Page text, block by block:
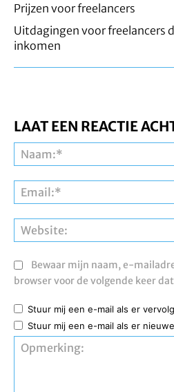
Prijzen voor freelancers
Uitdagingen voor freelancers
inkomen
LAAT EEN REACTIE
Bewaar mijn naam, e-
browser voor de volgende keer
Stuur mij een e-mail als er
Stuur mij een e-mail als er